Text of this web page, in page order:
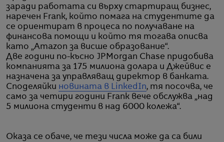
заради работата си върху стартиращ бизнес,
наречен Frank, който помага на студентите да
се ориентират в процеса по получаване на
финансова помощи и който тя тогава описва
като „Amazon за висше образование“.
Две години по-късно JPMorgan Chase придобива
компанията за 175 милиона долара и Джейвис е
назначена за управляващ директор в банката.
Споделяйки новината в LinkedIn, тя посочва, че
само за четири години Frank вече обслужва „над
5 милиона студенти в над 6000 колежа“.
Оказа се обаче, че тези числа може да са били